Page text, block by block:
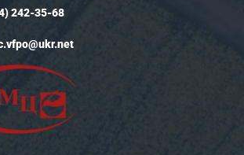
242-35-68